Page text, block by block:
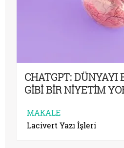
CHATGPT: DÜNYAYI
GİBİ BİR NİYETİM
MAKALE
Lacivert Yazı İşleri